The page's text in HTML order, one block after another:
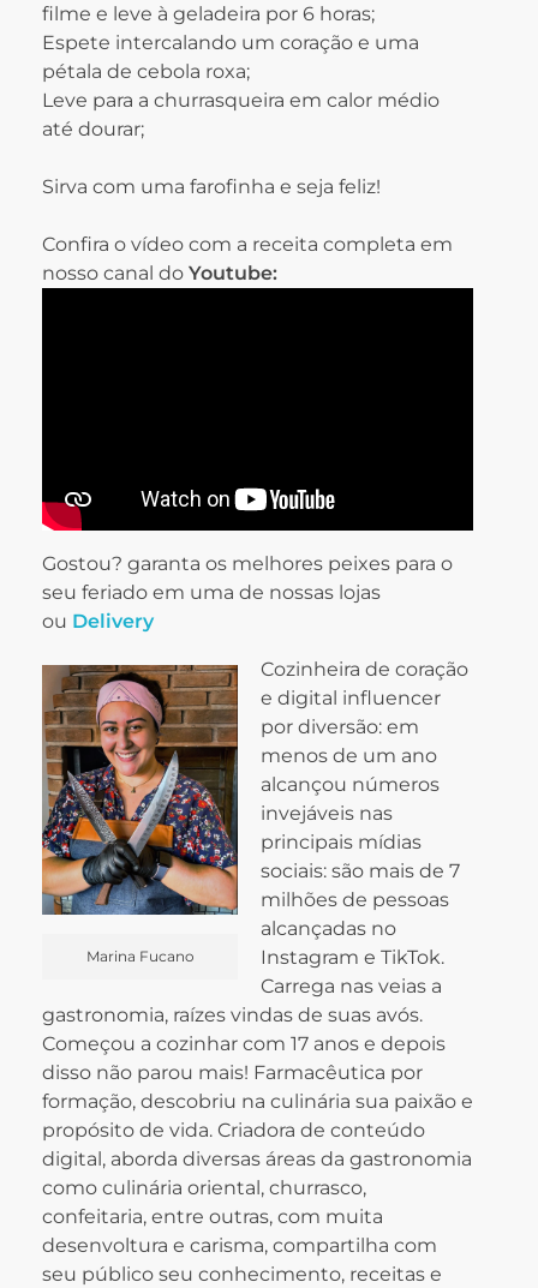
filme e leve à geladeira por 6 horas;
Espete intercalando um coração e uma
pétala de cebola roxa;
Leve para a churrasqueira em calor médio
até dourar;
Sirva com uma farofinha e seja feliz!
Confira o vídeo com a receita completa em
nosso canal do Youtube:
Gostou? garanta os melhores peixes para o
seu feriado em uma de nossas lojas
ou Delivery
Marina Fucano
Cozinheira de coração
e digital influencer
por diversão: em
menos de um ano
alcançou números
invejáveis nas
principais mídias
sociais: são mais de 7
milhões de pessoas
alcançadas no
Instagram e TikTok.
Carrega nas veias a
gastronomia, raízes vindas de suas avós.
Começou a cozinhar com 17 anos e depois
disso não parou mais! Farmacêutica por
formação, descobriu na culinária sua paixão e
propósito de vida. Criadora de conteúdo
digital, aborda diversas áreas da gastronomia
como culinária oriental, churrasco,
confeitaria, entre outras, com muita
desenvoltura e carisma, compartilha com
seu público seu conhecimento, receitas e